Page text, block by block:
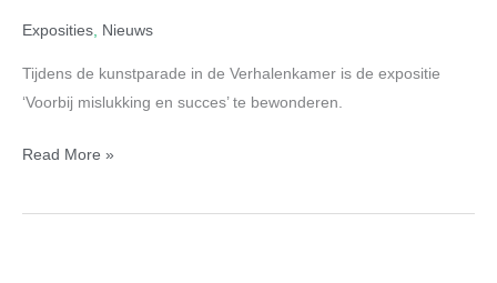
Exposities Nieuws
Tijdens de kunstparade in de Verhalenkamer is de expositie
‘Voorbij mislukking en succes’ te bewonderen.
Read More »